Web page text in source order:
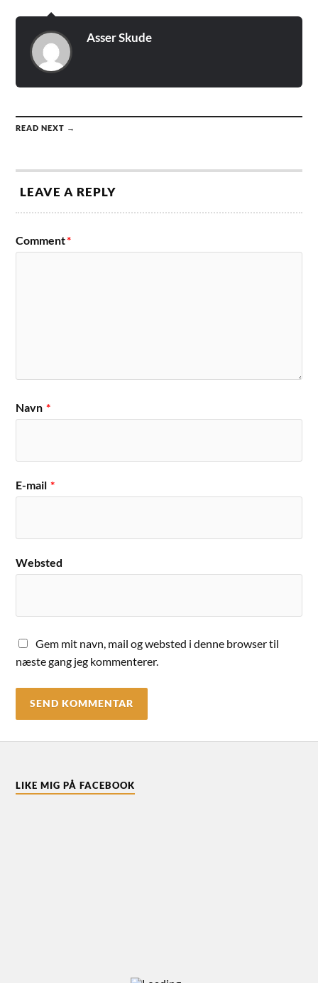
Asser Skude
READ NEXT →
LEAVE A REPLY
Comment*
Navn *
E-mail *
Websted
Gem mit navn, mail og websted i denne browser til
næste gang jeg kommenterer.
LIKE MIG PÅ FACEBOOK